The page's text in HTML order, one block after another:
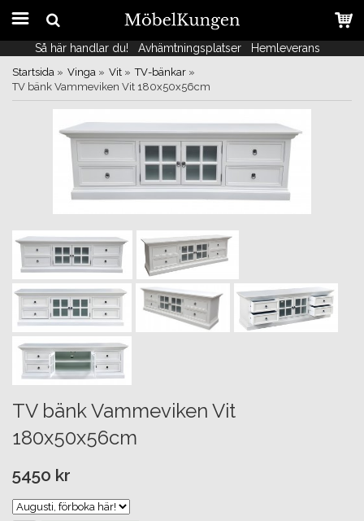
Så här handlar du! Avhämtningsplatser Hemleverans
Så här handlar du! Avhämtningsplatser Hemleverans
Startsida » Vinga » Vit » TV-bänkar »
TV bänk Vammeviken Vit 180x50x56cm
TV bänk Vammeviken Vit
180x50x56cm
5450 kr